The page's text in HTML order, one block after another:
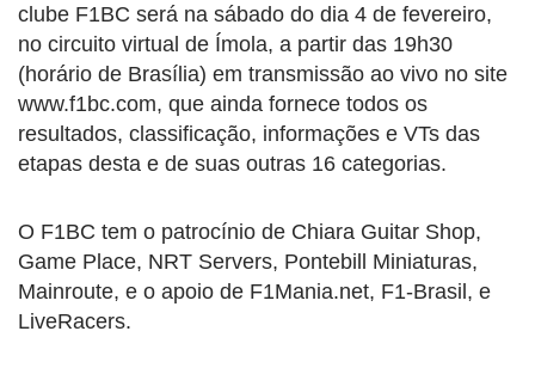
clube F1BC será na sábado do dia 4 de fevereiro,
no circuito virtual de Ímola, a partir das 19h30
(horário de Brasília) em transmissão ao vivo no site
www.f1bc.com, que ainda fornece todos os
resultados, classificação, informações e VTs das
etapas desta e de suas outras 16 categorias.
O F1BC tem o patrocínio de Chiara Guitar Shop,
Game Place, NRT Servers, Pontebill Miniaturas,
Mainroute, e o apoio de F1Mania.net, F1-Brasil, e
LiveRacers.